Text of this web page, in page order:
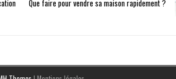
Que faire pour vendre sa maison rapidement ?